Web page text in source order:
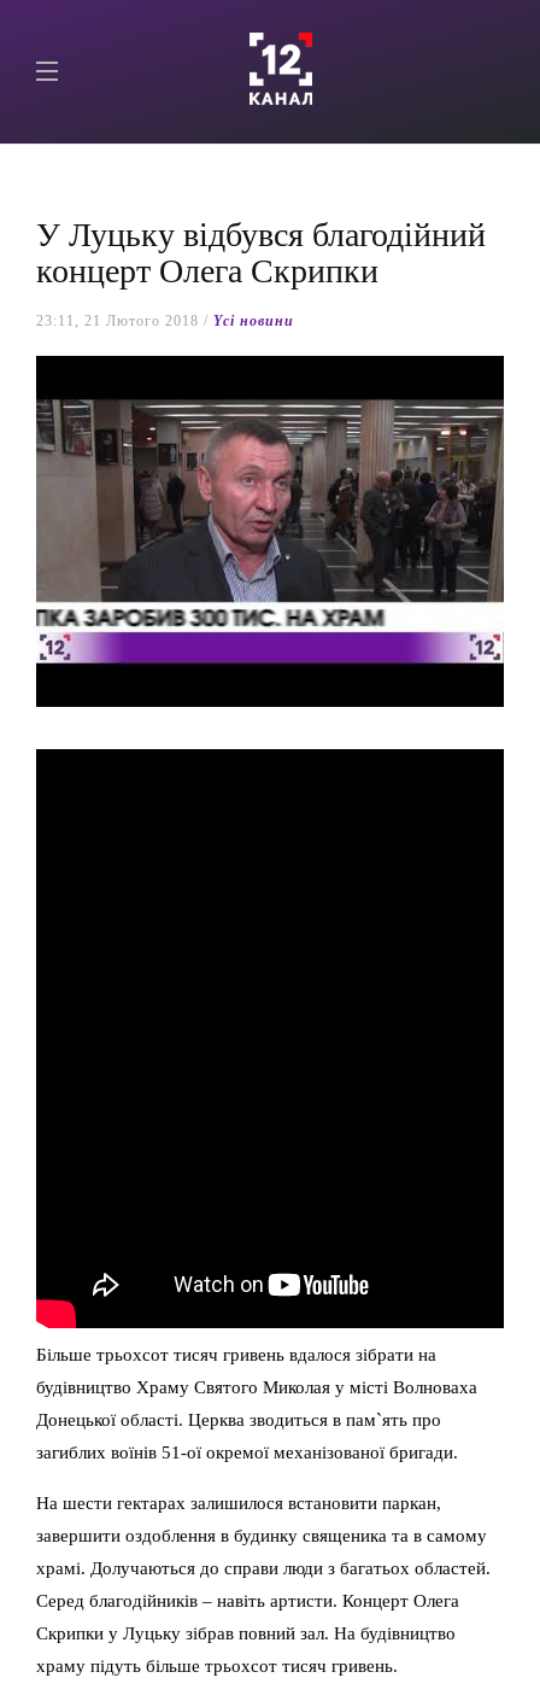
У Луцьку відбувся благодійний
концерт Олега Скрипки
23:11, 21 Лютого 2018 / Yсі новини
Більше трьохсот тисяч гривень вдалося зібрати на
будівництво Храму Святого Миколая у місті Волноваха
Донецької області. Церква зводиться в пам`ять про
загиблих воїнів 51-ої окремої механізованої бригади.
На шести гектарах залишилося встановити паркан,
завершити оздоблення в будинку священика та в самому
храмі. Долучаються до справи люди з багатьох областей.
Серед благодійників – навіть артисти. Концерт Олега
Скрипки у Луцьку зібрав повний зал. На будівництво
храму підуть більше трьохсот тисяч гривень.